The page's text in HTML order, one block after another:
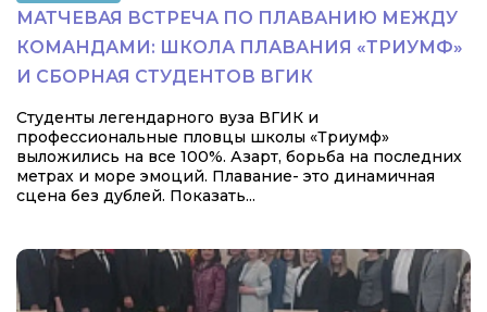
МАТЧЕВАЯ ВСТРЕЧА ПО ПЛАВАНИЮ МЕЖДУ
КОМАНДАМИ: ШКОЛА ПЛАВАНИЯ «ТРИУМФ»
И СБОРНАЯ СТУДЕНТОВ ВГИК
Студенты легендарного вуза ВГИК и
профессиональные пловцы школы «Триумф»
выложились на все 100%. Азарт, борьба на последних
метрах и море эмоций. Плавание- это динамичная
сцена без дублей. Показать...